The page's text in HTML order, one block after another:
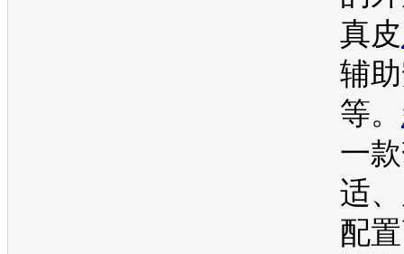
真皮
辅
等。
一
适
配